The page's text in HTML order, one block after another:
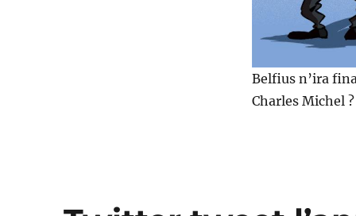
Belfiusn’ira
Charles Michel ?